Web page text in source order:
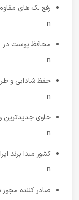
رفع لک های
n
محافظ پوست در
n
حفظ شادابی و
n
حاوی جدیدترین و
n
کشور مبدا برند
n
صادر کننده مجوز